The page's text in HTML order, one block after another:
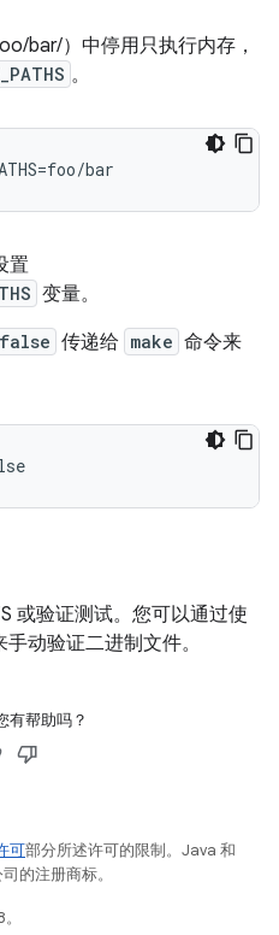
bar/）中停用只执行内存，
。
bar
置
变量。
传递给 make 命令来
或验证测试。您可以通过使
动验证二进制文件。
有帮助吗？
可部分所述许可的限制。Java 和
的注册商标。